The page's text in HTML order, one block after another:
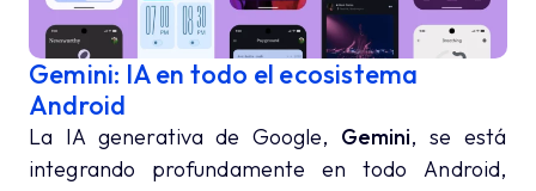
Gemini: IA en todo el ecosistema
Android
La IA generativa de Google, Gemini, se está
integrando profundamente en todo Android,